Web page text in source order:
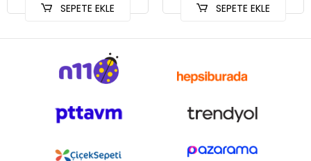
SEPETE EKLE SEPETE EKLE